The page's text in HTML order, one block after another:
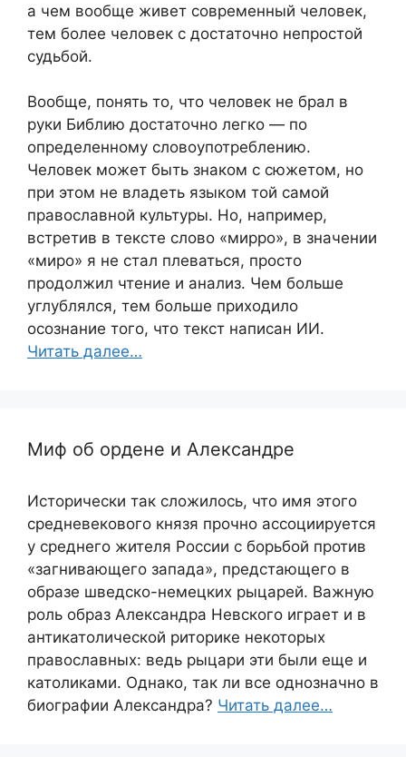
а чем вообще живет современный человек,
тем более человек с достаточно непростой
судьбой.
Вообще, понять то, что человек не брал в
руки Библию достаточно легко — по
определенному словоупотреблению.
Человек может быть знаком с сюжетом, но
при этом не владеть языком той самой
православной культуры. Но, например,
встретив в тексте слово «мирро», в значении
«миро» я не стал плеваться, просто
продолжил чтение и анализ. Чем больше
углублялся, тем больше приходило
осознание того, что текст написан ИИ.
Читать далее…
Миф об ордене и Александре
Исторически так сложилось, что имя этого
средневекового князя прочно ассоциируется
у среднего жителя России с борьбой против
«загнивающего запада», предстающего в
образе шведско-немецких рыцарей. Важную
роль образ Александра Невского играет и в
антикатолической риторике некоторых
православных: ведь рыцари эти были еще и
католиками. Однако, так ли все однозначно в
биографии Александра? Читать далее…